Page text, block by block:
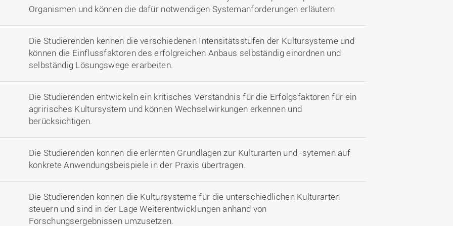
Organismen und können die dafür notwendigen Systemanforderungen erläutern
Die Studierenden kennen die verschiedenen Intensitätsstufen der Kultursysteme und
können die Einflussfaktoren des erfolgreichen Anbaus selbständig einordnen und
selbständig Lösungswege erarbeiten.
Die Studierenden entwickeln ein kritisches Verständnis für die Erfolgsfaktoren für ein
agririsches Kultursystem und können Wechselwirkungen erkennen und
berücksichtigen.
Die Studierenden können die erlernten Grundlagen zur Kulturarten und -sytemen auf
konkrete Anwendungsbeispiele in der Praxis übertragen.
Die Studierenden können die Kultursysteme für die unterschiedlichen Kulturarten
steuern und sind in der Lage Weiterentwicklungen anhand von
Forschungsergebnissen umzusetzen.